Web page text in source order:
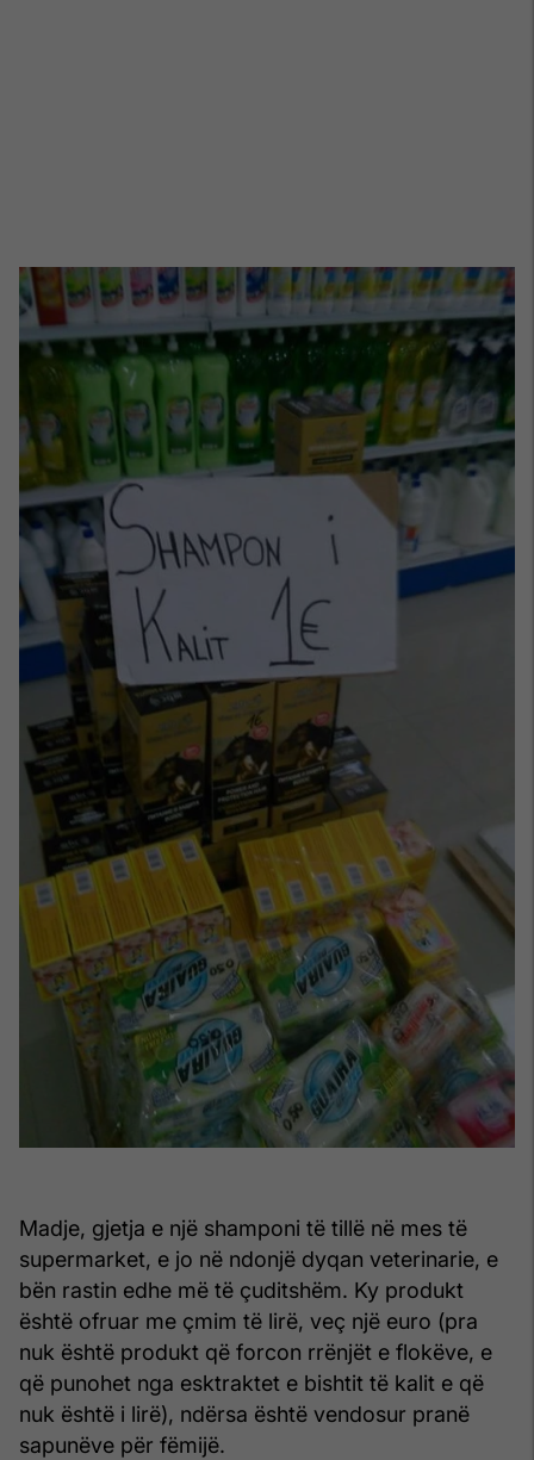
Madje, gjetja e një shamponi të tillë në mes të
supermarket, e jo në ndonjë dyqan veterinarie, e
bën rastin edhe më të çuditshëm. Ky produkt
është ofruar me çmim të lirë, veç një euro (pra
nuk është produkt që forcon rrënjët e flokëve, e
që punohet nga esktraktet e bishtit të kalit e që
nuk është i lirë), ndërsa është vendosur pranë
sapunëve për fëmijë.